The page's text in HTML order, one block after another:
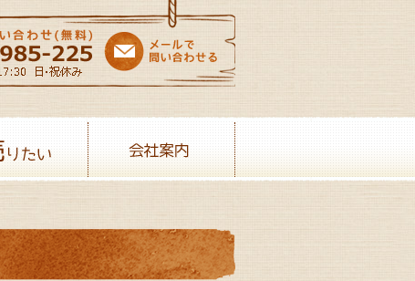
売りたい 会社案内